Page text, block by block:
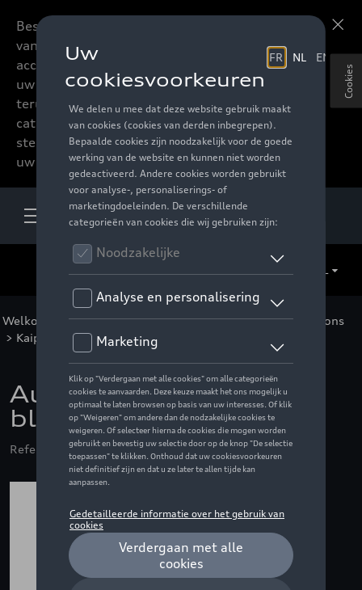
Beste accessoires-lovers,
vanaf nu kan u het hele
accessoire assortiment van
uw favoriete merk
terugvinden in de online
catalogus. Deze kunnen
steeds besteld worden via
uw verdeler.
Welkom Voor u >Audi Sport Collectie >Special Editions
> Kaipola '86 > Detail
Audi pet Kaipola ´86,
blauw
Referentie: ZZQ3132501900
Cookies